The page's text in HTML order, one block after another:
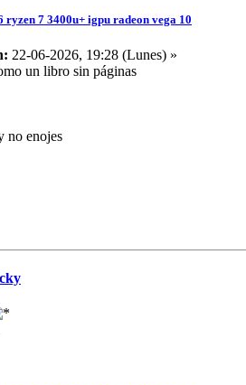
ryzen 7 3400u+ igpu radeon vega 10
22-06-2026, 19:28 (Lunes) »
un libro sin páginas
no enojes